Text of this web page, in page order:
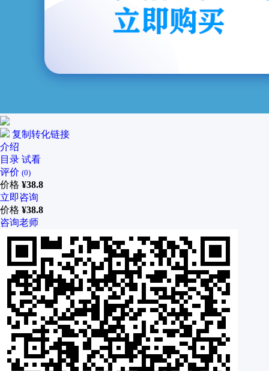
复制转化链接
介绍
目录 试看
评价 (0)
价格 ¥38.8
立即咨询
价格 ¥38.8
咨询老师